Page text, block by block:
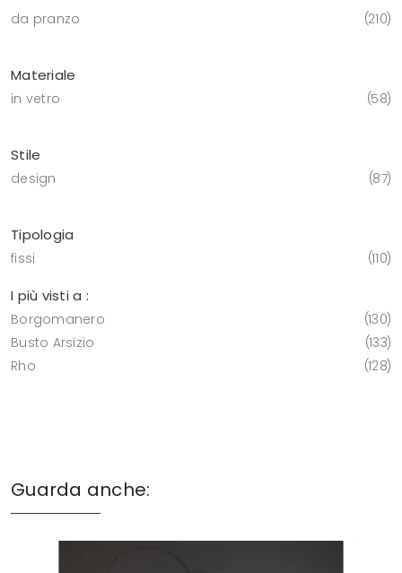
da pranzo 210
Materiale
in vetro 58
Stile
design 87
Tipologia
fissi 110
I più visti a :
Borgomanero
130
Busto Arsizio
133
Rho
128
Guarda anche: